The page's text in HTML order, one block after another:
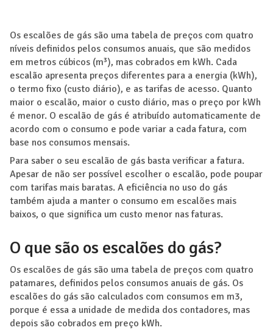
Os escalões de gás são uma tabela de preços com quatro
níveis definidos pelos consumos anuais, que são medidos
em metros cúbicos (m³), mas cobrados em kWh. Cada
escalão apresenta preços diferentes para a energia (kWh),
o termo fixo (custo diário), e as tarifas de acesso. Quanto
maior o escalão, maior o custo diário, mas o preço por kWh
é menor. O escalão de gás é atribuído automaticamente de
acordo com o consumo e pode variar a cada fatura, com
base nos consumos mensais.
Para saber o seu escalão de gás basta verificar a fatura.
Apesar de não ser possível escolher o escalão, pode poupar
com tarifas mais baratas. A eficiência no uso do gás
também ajuda a manter o consumo em escalões mais
baixos, o que significa um custo menor nas faturas.
O que são os escalões do gás?
Os escalões de gás são uma tabela de preços com quatro
patamares, definidos pelos consumos anuais de gás. Os
escalões do gás são calculados com consumos em m3,
porque é essa a unidade de medida dos contadores, mas
depois são cobrados em preço kWh.